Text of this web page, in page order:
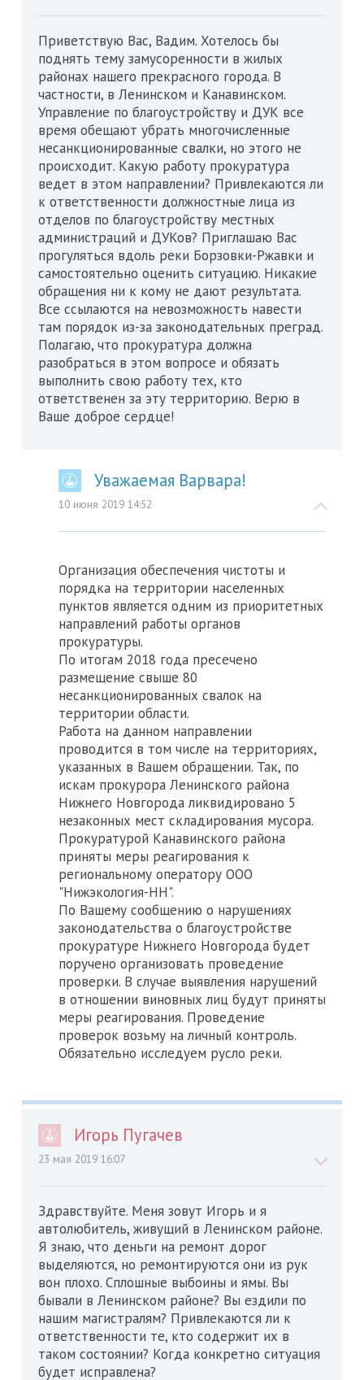
Приветствую Вас, Вадим. Хотелось бы
поднять тему замусоренности в жилых
районах нашего прекрасного города. В
частности, в Ленинском и Канавинском.
Управление по благоустройству и ДУК все
время обещают убрать многочисленные
несанкционированные свалки, но этого не
происходит. Какую работу прокуратура
ведет в этом направлении? Привлекаются ли
к ответственности должностные лица из
отделов по благоустройству местных
администраций и ДУКов? Приглашаю Вас
прогуляться вдоль реки Борзовки-Ржавки и
самостоятельно оценить ситуацию. Никакие
обращения ни к кому не дают результата.
Все ссылаются на невозможность навести
там порядок из-за законодательных преград.
Полагаю, что прокуратура должна
разобраться в этом вопросе и обязать
выполнить свою работу тех, кто
ответственен за эту территорию. Верю в
Ваше доброе сердце!
Уважаемая Варвара!
10 июня 2019 14:52
Организация обеспечения чистоты и
порядка на территории населенных
пунктов является одним из приоритетных
направлений работы органов
прокуратуры.
По итогам 2018 года пресечено
размещение свыше 80
несанкционированных свалок на
территории области.
Работа на данном направлении
проводится в том числе на территориях,
указанных в Вашем обращении. Так, по
искам прокурора Ленинского района
Нижнего Новгорода ликвидировано 5
незаконных мест складирования мусора.
Прокуратурой Канавинского района
приняты меры реагирования к
региональному оператору ООО
"Нижэкология-НН".
По Вашему сообщению о нарушениях
законодательства о благоустройстве
прокуратуре Нижнего Новгорода будет
поручено организовать проведение
проверки. В случае выявления нарушений
в отношении виновных лиц будут приняты
меры реагирования. Проведение
проверок возьму на личный контроль.
Обязательно исследуем русло реки.
Игорь Пугачев
23 мая 2019 16:07
Здравствуйте. Меня зовут Игорь и я
автолюбитель, живущий в Ленинском районе.
Я знаю, что деньги на ремонт дорог
выделяются, но ремонтируются они из рук
вон плохо. Сплошные выбоины и ямы. Вы
бывали в Ленинском районе? Вы ездили по
нашим магистралям? Привлекаются ли к
ответственности те, кто содержит их в
таком состоянии? Когда конкретно ситуация
будет исправлена?